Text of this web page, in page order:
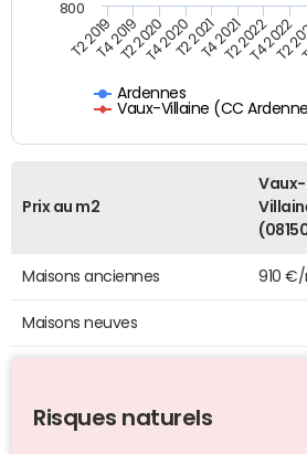
Ardennes
Vaux-Villaine (CC
T2 2019T4 2019T2 2020T4 2020T2 2021T4 2021T2 2022T4 2022
T2
800
Prix au m2
Vaux-
Maisons anciennes 910
Maisons neuves
Risques naturels